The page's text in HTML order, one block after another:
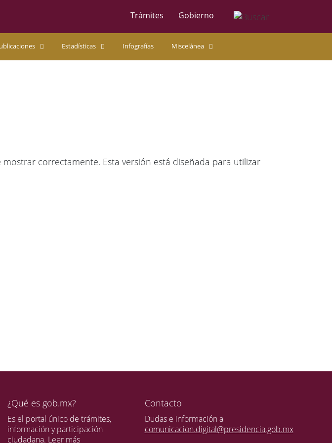
Trámites Gobierno
Estadísticas Infografías Miscelánea
correctamente. Esta versión está diseñada para utilizar
¿Qué es gob.mx?
Es el portal único de trámites,
información y participación
ciudadana. Leer más
Contacto
Dudas e información a
comunicacion.digital@presidencia.gob.mx